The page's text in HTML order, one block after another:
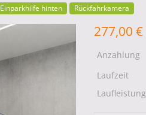
Einparkhilfe hinten Rückfahrkamera
277,00 €
Anzahlung
Laufzeit
Laufleistung